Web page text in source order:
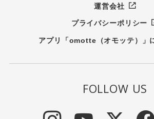
運営会社
プライバシーポリシー
アプリ「omotte（オモッテ）」
FOLLOW US